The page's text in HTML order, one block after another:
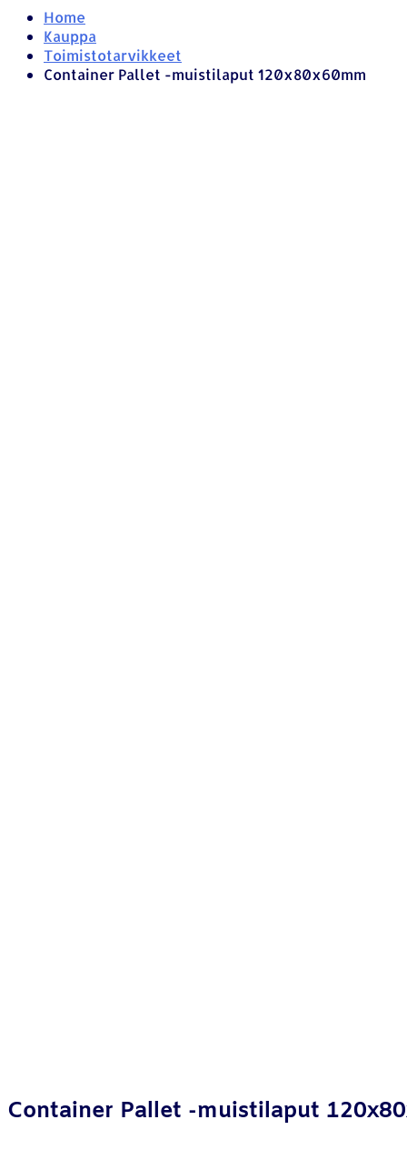
Home
Kauppa
Toimistotarvikkeet
Container Pallet -muistilaput 120x80x60mm
Container Pallet -muistilaput